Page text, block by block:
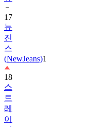
뉴
진
스
(NewJeans)
18
스
트
레
이
키
즈